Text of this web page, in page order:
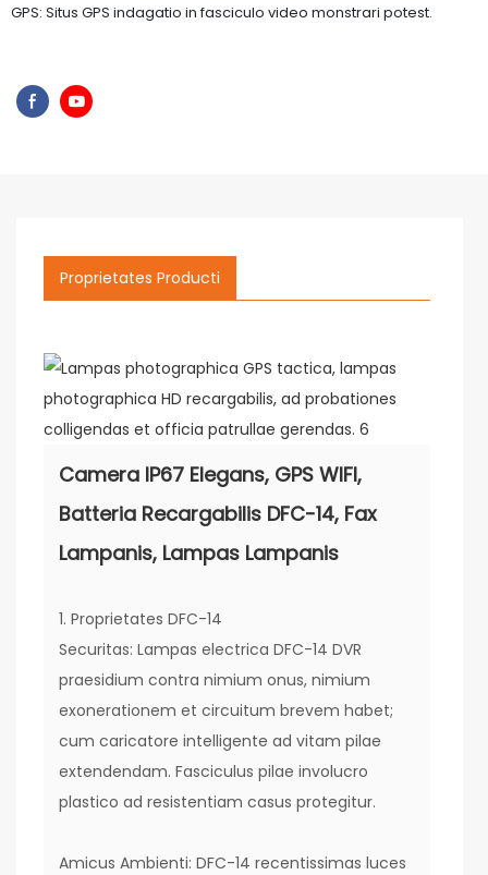
GPS: Situs GPS indagatio in fasciculo video monstrari potest.
Proprietates Producti
Camera IP67 Elegans, GPS WIFI,
Batteria Recargabilis DFC-14, Fax
Lampanis, Lampas Lampanis
1. Proprietates DFC-14
Securitas: Lampas electrica DFC-14 DVR
praesidium contra nimium onus, nimium
exonerationem et circuitum brevem habet;
cum caricatore intelligente ad vitam pilae
extendendam. Fasciculus pilae involucro
plastico ad resistentiam casus protegitur.
Amicus Ambienti: DFC-14 recentissimas luces